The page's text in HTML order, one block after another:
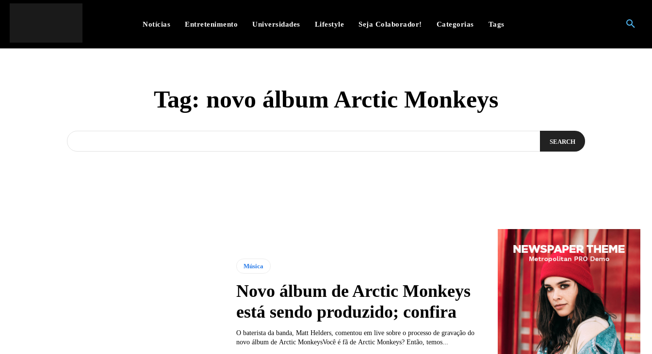
Notícias Entretenimento Universidades Lifestyle Seja Colaborador! Categorias Tags
Tag: novo álbum Arctic Monkeys
SEARCH
Música
Novo álbum de Arctic Monkeys
está sendo produzido; confira
O baterista da banda, Matt Helders, comentou em live sobre o processo de gravação do
novo álbum de Arctic MonkeysVocê é fã de Arctic Monkeys? Então, temos...